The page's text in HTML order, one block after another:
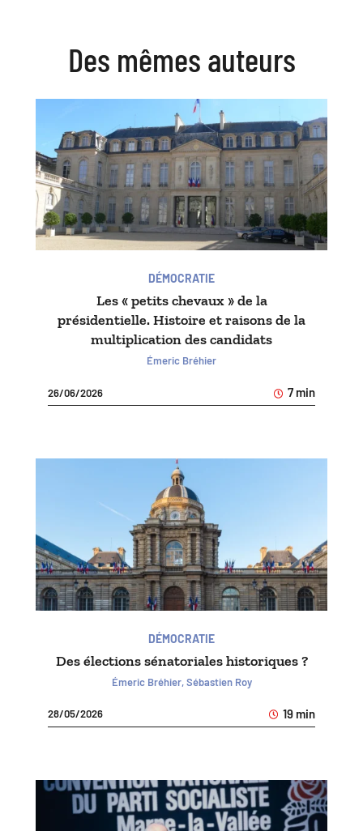
Des mêmes auteurs
DÉMOCRATIE
Les « petits chevaux » de la
présidentielle. Histoire et raisons de la
multiplication des candidats
Émeric Bréhier
26/06/2026 7 min
DÉMOCRATIE
Des élections sénatoriales historiques ?
Émeric Bréhier, Sébastien Roy
28/05/2026 19 min